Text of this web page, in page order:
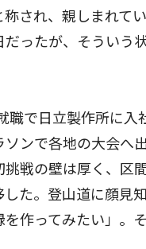
称され、親しまれて
ったが、そういう
で日立製作所に入
ンで各地の大会へ
戦の壁は厚く、区
た。登山道に顔見
作ってみたい」。